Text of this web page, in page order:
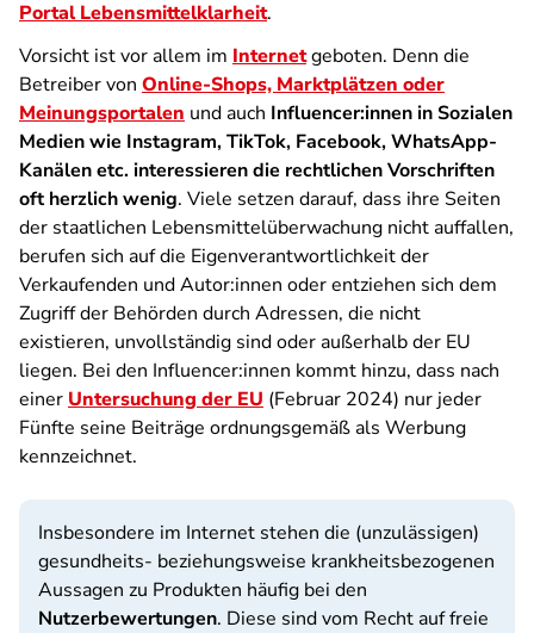
Portal Lebensmittelklarheit.
Vorsicht ist vor allem im Internetgeboten. Denn die
Betreiber von Online-Shops, Marktplätzen oder
Meinungsportalen und auch Influencer:innen in Sozialen
Medien wie Instagram, TikTok, Facebook, WhatsApp-
Kanälen etc. interessieren die rechtlichen Vorschriften
oft herzlich wenig. Viele setzen darauf, dass ihre Seiten
der staatlichen Lebensmittelüberwachung nicht auffallen,
berufen sich auf die Eigenverantwortlichkeit der
Verkaufenden und Autor:innen oder entziehen sich dem
Zugriff der Behörden durch Adressen, die nicht
existieren, unvollständig sind oder außerhalb der EU
liegen. Bei den Influencer:innen kommt hinzu, dass nach
einer Untersuchung der EU (Februar 2024) nur jeder
Fünfte seine Beiträge ordnungsgemäß als Werbung
kennzeichnet.
Insbesondere im Internet stehen die (unzulässigen)
gesundheits- beziehungsweise krankheitsbezogenen
Aussagen zu Produkten häufig bei den
Nutzerbewertungen. Diese sind vom Recht auf freie